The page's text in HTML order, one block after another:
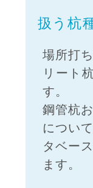
扱う杭
場所打
リート
す。
鋼管杭
につい
タベー
ます。